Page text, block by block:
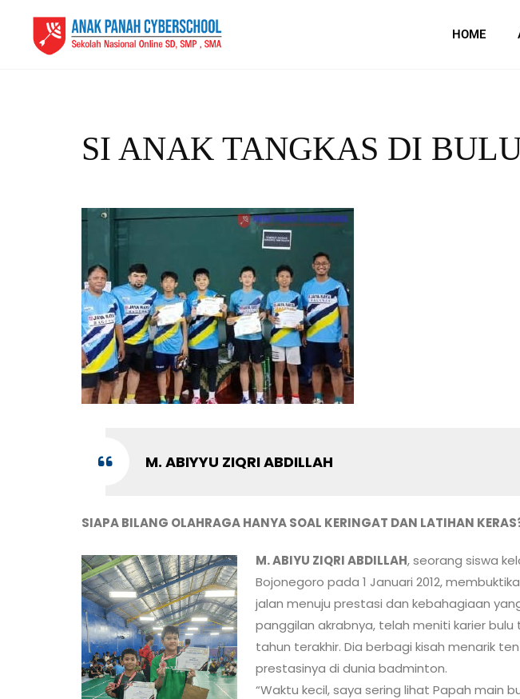
HOME
SI ANAK TANGKAS DI
M. ABIYYU ZIQRI ABDILLAH
SIAPA BILANG OLAHRAGA HANYA SOAL KERINGAT DAN LATIHAN
M. ABIYU ZIQRI ABDILLAH, seorang siswa
Bojonegoro pada 1 Januari 2012,
jalan menuju prestasi dan kebahagiaan
panggilan akrabnya, telah meniti karier bulu
tahun terakhir. Dia berbagi kisah menarik
prestasinya di dunia badminton.
“Waktu kecil, saya sering lihat Papah main